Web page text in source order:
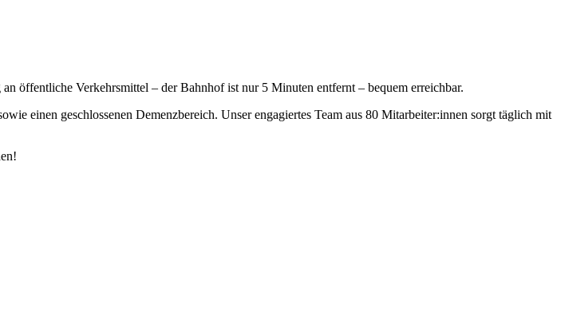
öffentliche Verkehrsmittel – der Bahnhof ist nur 5 Minuten entfernt – bequem erreichbar.
einen geschlossenen Demenzbereich. Unser engagiertes Team aus 80 Mitarbeiter:innen sorgt täglich mit